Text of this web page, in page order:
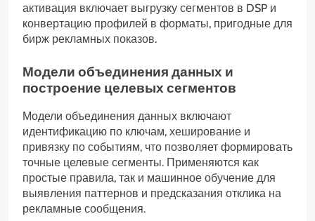
активация включает выгрузку сегментов в DSP и
конвертацию профилей в форматы, пригодные для
бирж рекламных показов.
Модели объединения данных и
построение целевых сегментов
Модели объединения данных включают
идентификацию по ключам, хеширование и
привязку по событиям, что позволяет формировать
точные целевые сегменты. Применяются как
простые правила, так и машинное обучение для
выявления паттернов и предсказания отклика на
рекламные сообщения.